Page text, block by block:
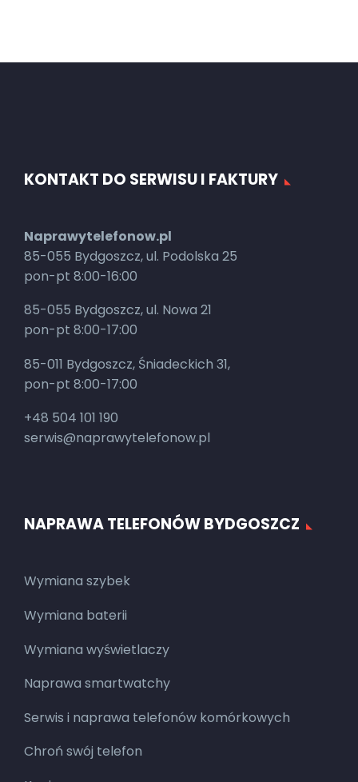
KONTAKT DO SERWISU I FAKTURY
Naprawytelefonow.pl
85-055 Bydgoszcz, ul. Podolska 25
pon-pt 8:00-16:00
85-055 Bydgoszcz, ul. Nowa 21
pon-pt 8:00-17:00
85-011 Bydgoszcz, Śniadeckich 31,
pon-pt 8:00-17:00
+48 504 101 190
serwis@naprawytelefonow.pl
NAPRAWA TELEFONÓW BYDGOSZCZ
Wymiana szybek
Wymiana baterii
Wymiana wyświetlaczy
Naprawa smartwatchy
Serwis i naprawa telefonów komórkowych
Chroń swój telefon